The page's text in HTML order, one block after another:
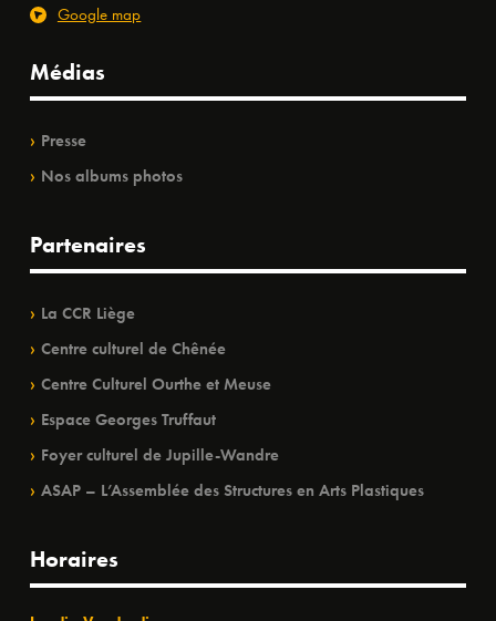
Google map
Médias
Presse
Nos albums photos
Partenaires
La CCR Liège
Centre culturel de Chênée
Centre Culturel Ourthe et Meuse
Espace Georges Truffaut
Foyer culturel de Jupille-Wandre
ASAP – L’Assemblée des Structures en Arts Plastiques
Horaires